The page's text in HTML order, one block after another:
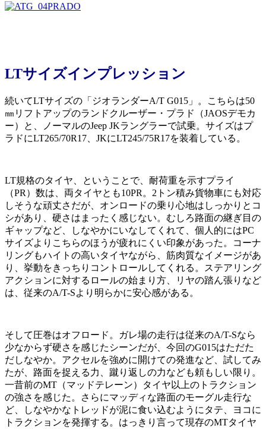
LTサイズインプレッション
続いてLTサイズの「ジオランダーA/T G015」。こちらは50
㎜リフトアップのランドクルーザー・プラド（JAOSデモカ
ー）と、ノーマルのJeep JKラングラーで試乗。サイズはプ
ラドにLT265/70R17、JKにLT245/75R17を装着している。
LT規格のタイヤ、ということで、耐荷重を示すプライ
（PR）数は、両タイヤとも10PR。2トン積み貨物車にも対応
しそうな頑丈さだが、オンロードの乗り心地はしっかりとコ
シがあり、硬さはまったく感じない。むしろ路面の継ぎ目の
ギャップなど、しなやかにいなしてくれて、個人的にはPC
サイズよりこちらのほうが疲れにくい印象があった。コーナ
リングもハイトの高いタイヤながら、筋肉質なイメージがあ
り、挙動をきっちりコントロールしてくれる。ステアリング
アクションに対するロールの始まり方、リヤの踏ん張りなど
は、従来のA/T-Sより明らかに安心感がある。
そして圧巻はオフロード。ガレ場の走行は従来のA/T-Sなら
少なからず硬さを感じたシーンだが、今回のG015はただた
だしなやか。アクセルを強めに開けての発進など、試してみ
たが、路面を捉える力、蹴り返しの力なども頼もしい限り。
一昔前のMT（マッドテレーン）タイヤ以上のトラクション
の強さを感じた。さらにマッディな路面のモーグル走行な
ど、しなやかなトレッドが泥に食い込むようにタテ、ヨコに
トラクションを発揮する。はっきり言って現存のMTタイヤ